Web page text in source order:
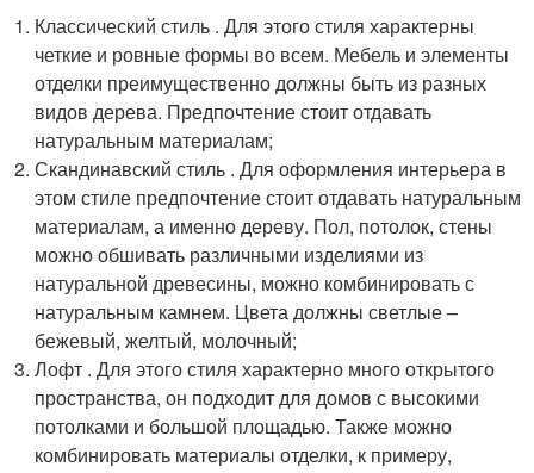
Классический стиль . Для этого стиля характерны
четкие и ровные формы во всем. Мебель и элементы
отделки преимущественно должны быть из разных
видов дерева. Предпочтение стоит отдавать
натуральным материалам;
Скандинавский стиль . Для оформления интерьера в
этом стиле предпочтение стоит отдавать натуральным
материалам, а именно дереву. Пол, потолок, стены
можно обшивать различными изделиями из
натуральной древесины, можно комбинировать с
натуральным камнем. Цвета должны светлые –
бежевый, желтый, молочный;
Лофт . Для этого стиля характерно много открытого
пространства, он подходит для домов с высокими
потолками и большой площадью. Также можно
комбинировать материалы отделки, к примеру,